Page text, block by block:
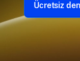
Ücretsiz